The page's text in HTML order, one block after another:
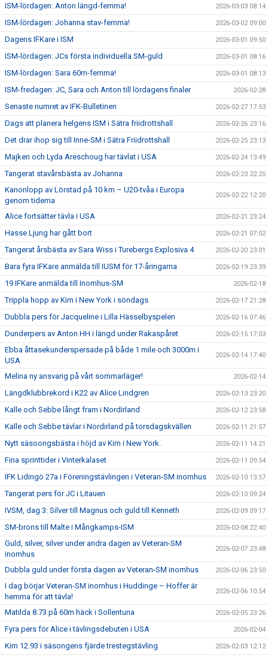
ISM-lördagen: Anton längd-femma! 2026-03-03 08:14
ISM-lördagen: Johanna stav-femma! 2026-03-02 09:00
Dagens IFKare i ISM 2026-03-01 09:50
ISM-lördagen: JCs första individuella SM-guld 2026-03-01 08:16
ISM-lördagen: Sara 60m-femma! 2026-03-01 08:13
ISM-fredagen: JC, Sara och Anton till lördagens finaler 2026-02-28
Senaste numret av IFK-Bulletinen 2026-02-27 17:53
Dags att planera helgens ISM i Sätra friidrottshall 2026-02-26 23:16
Det drar ihop sig till Inne-SM i Sätra Friidrottshall 2026-02-25 23:13
Majken och Lyda Areschoug har tävlat i USA 2026-02-24 13:49
Tangerat stavårsbästa av Johanna 2026-02-23 22:25
Kanonlopp av Lörstad på 10 km – U20-tvåa i Europa
genom tiderna
2026-02-22 12:20
Alice fortsätter tävla i USA 2026-02-21 23:24
Hasse Ljung har gått bort 2026-02-21 07:02
Tangerat årsbästa av Sara Wiss i Turebergs Explosiva 4 2026-02-20 23:01
Bara fyra IFKare anmälda till IUSM för 17-åringarna 2026-02-19 23:39
19 IFKare anmälda till Inomhus-SM 2026-02-18
Trippla hopp av Kim i New York i söndags 2026-02-17 21:28
Dubbla pers för Jacqueline i Lilla Hässelbyspelen 2026-02-16 07:46
Dunderpers av Anton HH i längd under Rakaspåret 2026-02-15 17:03
Ebba åttasekunderspersade på både 1 mile och 3000m i
USA
2026-02-14 17:40
Melina ny ansvarig på vårt sommarläger! 2026-02-14
Längdklubbrekord i K22 av Alice Lindgren 2026-02-13 23:20
Kalle och Sebbe långt fram i Nordirland 2026-02-12 23:58
Kalle och Sebbe tävlar i Nordirland på torsdagskvällen 2026-02-11 21:57
Nytt säsoongsbästa i höjd av Kim i New York. 2026-02-11 14:21
Fina sprinttider i Vinterkalaset 2026-02-11 09:54
IFK Lidingö 27a i Föreningstävlingen i Veteran-SM inomhus 2026-02-10 13:57
Tangerat pers för JC i Litauen 2026-02-10 09:24
IVSM, dag 3: Silver till Magnus och guld till Kenneth 2026-02-09 09:17
SM-brons till Malte i Mångkamps-ISM 2026-02-08 22:40
Guld, silver, silver under andra dagen av Veteran-SM
inomhus
2026-02-07 23:48
Dubbla guld under första dagen av Veteran-SM inomhus 2026-02-06 23:50
I dag börjar Veteran-SM inomhus i Huddinge – Hoffer är
hemma för att tävla!
2026-02-06 10:54
Matilda 8.73 på 60m häck i Sollentuna 2026-02-05 23:26
Fyra pers för Alice i tävlingsdebuten i USA 2026-02-04
Kim 12.93 i säsongens fjärde trestegstävling 2026-02-03 12:12